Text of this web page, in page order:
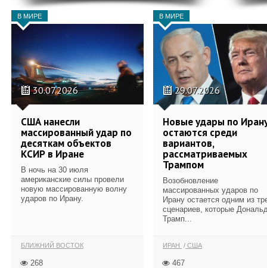
В МИРЕ
30.07.2026
США нанесли
массированный удар по
десяткам объектов
КСИР в Иране
В ночь на 30 июля
американские силы провели
новую массированную волну
ударов по Ирану.
БЛИЖНИЙ ВОСТОК
268
В МИРЕ
29.07.2026
Новые удары по
остаются среди
вариантов,
рассматриваемых
Трампом
Возобновление
массированных ударов по
Ирану остается одним из
сценариев, которые
Трамп...
ИРАН США
467